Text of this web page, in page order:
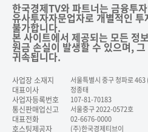
한국경제TV와 파트너는 금융투
유사투자자문업자로 개별적인
불가합니다.
본 사이트에서 제공되는 모든 정
원금 손실이 발생할 수 있으며,
귀속됩니다.
사업장 소재지 서울특별시 중구 청파로
대표이사 정종태
사업자등록번호 107-81-70183
통신판매업신고 서울중구 2022-0572호
대표전화 02-6676-0000
호스팅제공자 (주)한국경제티브이